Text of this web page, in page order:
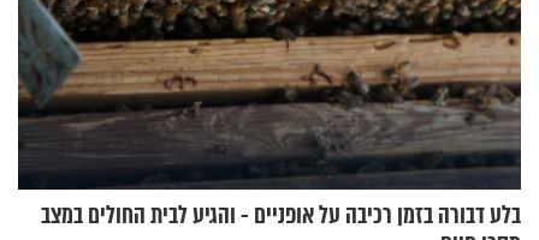
בלע דבורה בזמן רכיבה על אופניים - והגיע לבית החולים במצב